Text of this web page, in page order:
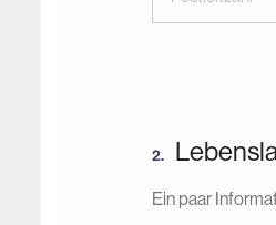
2.
Ein paar